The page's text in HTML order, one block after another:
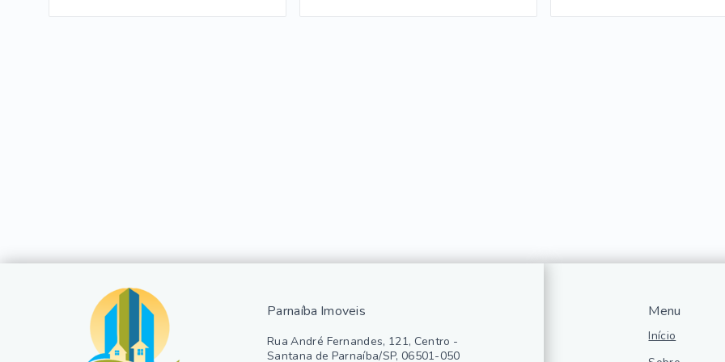
Menu
Início
Parnaíba Imoveis
Rua André Fernandes, 121, Centro -
Santana de Parnaíba/SP, 06501-050